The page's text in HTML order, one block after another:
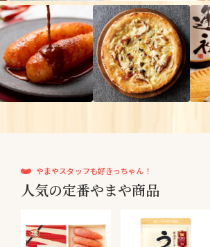
やまやスタッフも好きっちゃん！
人気の定番やまや商品